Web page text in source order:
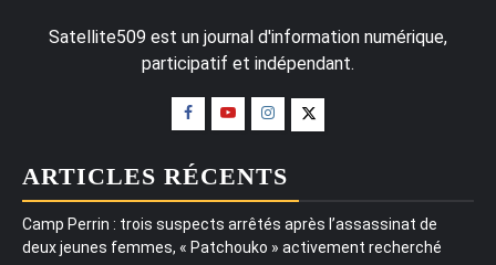
Satellite509 est un journal d'information numérique,
participatif et indépendant.
ARTICLES RÉCENTS
Camp Perrin : trois suspects arrêtés après l’assassinat de
deux jeunes femmes, « Patchouko » activement recherché